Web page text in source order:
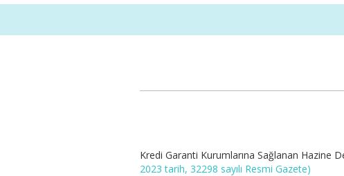
Kredi Garanti Kurumlarına Sağlanan Hazine
2023 tarih, 32298 sayılı Resmi Gazete)